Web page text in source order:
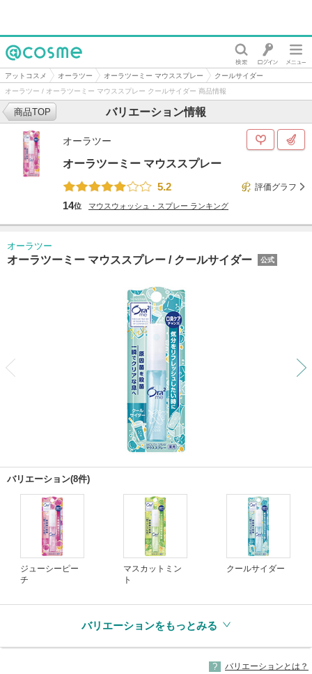
@cosme
アットコスメ オーラツー オーラツーミー マウススプレー
クールサイダー
オーラツー / オーラツーミー マウススプレー クールサイダー 商品情報
バリエーション情報
商品TOP
オーラツー
オーラツーミー マウススプレー
5.2
評価グラフ
14位 マウスウォッシュ・スプレー ランキング
オーラツー
オーラツーミー マウススプレー / クールサイダー 公式
バリエーション(8件)
ジューシーピー
チ
マスカットミン
ト
クールサイダー
バリエーションをもっとみる
バリエーションとは？